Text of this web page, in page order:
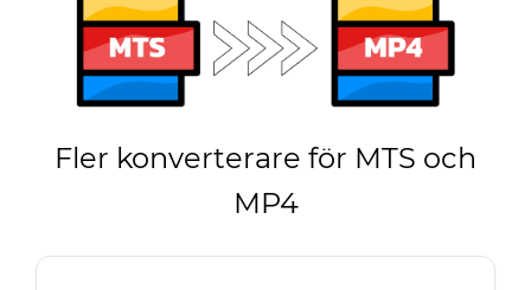
Fler konverterare för MTS och
MP4